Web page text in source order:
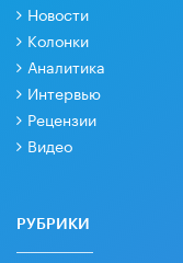
Новости
Колонки
Аналитика
Интервью
Рецензии
Видео
РУБРИКИ